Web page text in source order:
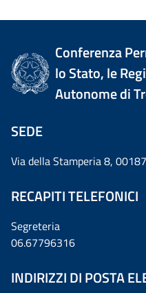
Conferenza
lo Stato, le
Autonome di
SEDE
Via della Stamperia 8,
RECAPITI TELEFONICI
Segreteria
06.67796316
INDIRIZZI DI POSTA